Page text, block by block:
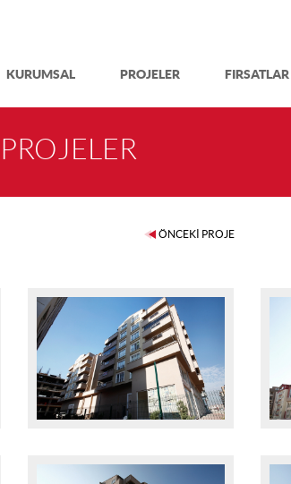
KURUMSAL PROJELER FIRSATLAR
ÖNCEKİ PROJE